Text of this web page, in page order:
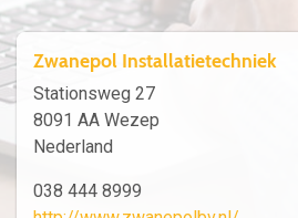
Zwanepol Installatietechniek
Stationsweg 27
8091 AA Wezep
Nederland
038 444 8999